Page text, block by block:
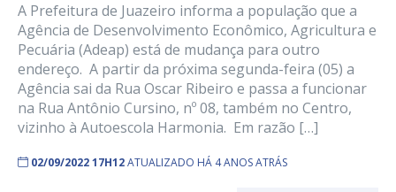
A Prefeitura de Juazeiro informa a população que a
Agência de Desenvolvimento Econômico, Agricultura e
Pecuária (Adeap) está de mudança para outro
endereço. A partir da próxima segunda-feira (05) a
Agência sai da Rua Oscar Ribeiro e passa a funcionar
na Rua Antônio Cursino, nº 08, também no Centro,
vizinho à Autoescola Harmonia. Em razão […]
02/09/2022 17H12ATUALIZADO HÁ 4 ANOS ATRÁS